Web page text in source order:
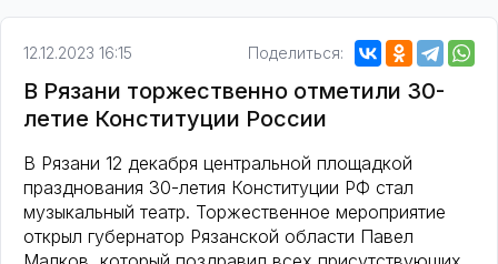
12.12.2023 16:15 Поделиться:
В Рязани торжественно отметили 30-
летие Конституции России
В Рязани 12 декабря центральной площадкой
празднования 30-летия Конституции РФ стал
музыкальный театр. Торжественное мероприятие
открыл губернатор Рязанской области Павел